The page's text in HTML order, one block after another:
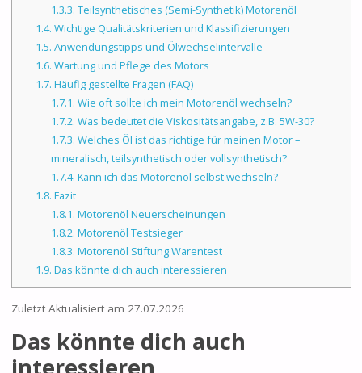
1.3.3. Teilsynthetisches (Semi-Synthetik) Motorenöl
1.4. Wichtige Qualitätskriterien und Klassifizierungen
1.5. Anwendungstipps und Ölwechselintervalle
1.6. Wartung und Pflege des Motors
1.7. Häufig gestellte Fragen (FAQ)
1.7.1. Wie oft sollte ich mein Motorenöl wechseln?
1.7.2. Was bedeutet die Viskositätsangabe, z.B. 5W-30?
1.7.3. Welches Öl ist das richtige für meinen Motor –
mineralisch, teilsynthetisch oder vollsynthetisch?
1.7.4. Kann ich das Motorenöl selbst wechseln?
1.8. Fazit
1.8.1. Motorenöl Neuerscheinungen
1.8.2. Motorenöl Testsieger
1.8.3. Motorenöl Stiftung Warentest
1.9. Das könnte dich auch interessieren
Zuletzt Aktualisiert am 27.07.2026
Das könnte dich auch